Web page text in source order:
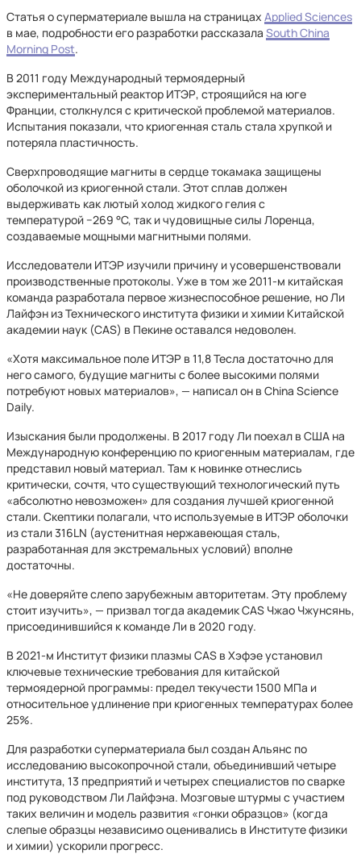
Статья о суперматериале вышла на страницах Applied Sciences
в мае, подробности его разработки рассказала South China
Morning Post.
В 2011 году Международный термоядерный
экспериментальный реактор ИТЭР, строящийся на юге
Франции, столкнулся с критической проблемой материалов.
Испытания показали, что криогенная сталь стала хрупкой и
потеряла пластичность.
Сверхпроводящие магниты в сердце токамака защищены
оболочкой из криогенной стали. Этот сплав должен
выдерживать как лютый холод жидкого гелия с
температурой −269 °C, так и чудовищные силы Лоренца,
создаваемые мощными магнитными полями.
Исследователи ИТЭР изучили причину и усовершенствовали
производственные протоколы. Уже в том же 2011-м китайская
команда разработала первое жизнеспособное решение, но Ли
Лайфэн из Технического института физики и химии Китайской
академии наук (CAS) в Пекине оставался недоволен.
«Хотя максимальное поле ИТЭР в 11,8 Тесла достаточно для
него самого, будущие магниты с более высокими полями
потребуют новых материалов», — написал он в China Science
Daily.
Изыскания были продолжены. В 2017 году Ли поехал в США на
Международную конференцию по криогенным материалам, где
представил новый материал. Там к новинке отнеслись
критически, сочтя, что существующий технологический путь
«абсолютно невозможен» для создания лучшей криогенной
стали. Скептики полагали, что используемые в ИТЭР оболочки
из стали 316LN (аустенитная нержавеющая сталь,
разработанная для экстремальных условий) вполне
достаточны.
«Не доверяйте слепо зарубежным авторитетам. Эту проблему
стоит изучить», — призвал тогда академик CAS Чжао Чжунсянь,
присоединившийся к команде Ли в 2020 году.
В 2021-м Институт физики плазмы CAS в Хэфэе установил
ключевые технические требования для китайской
термоядерной программы: предел текучести 1500 МПа и
относительное удлинение при криогенных температурах более
25%.
Для разработки суперматериала был создан Альянс по
исследованию высокопрочной стали, объединивший четыре
института, 13 предприятий и четырех специалистов по сварке
под руководством Ли Лайфэна. Мозговые штурмы с участием
таких величин и модель развития «гонки образцов» (когда
слепые образцы независимо оценивались в Институте физики
и химии) ускорили прогресс.